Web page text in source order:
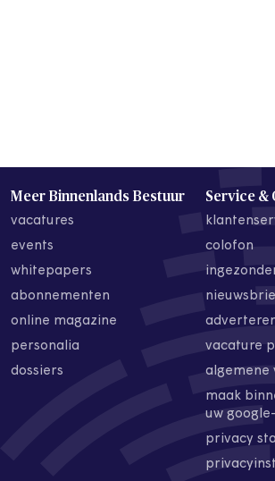
Meer Binnenlands Bestuur
vacatures
events
whitepapers
abonnementen
online magazine
personalia
dossiers
Service &
colofon
vacature
algemene
maak
uw
privacy